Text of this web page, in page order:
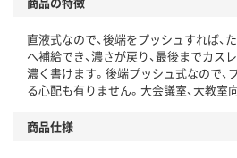
この商品の環境配慮ポイントです。下
アスクル商品環境スコア詳細／加点項
直液式なので、後端をプッシュすれば、
へ補給でき、濃さが戻り、最後までカス
濃く書けます。後端プッシュ式なので、
る心配も有りません。大会議室、大教室
商品仕様